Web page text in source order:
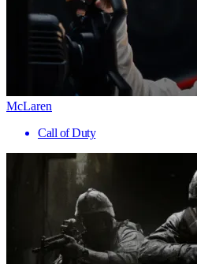
McLaren
Call of Duty